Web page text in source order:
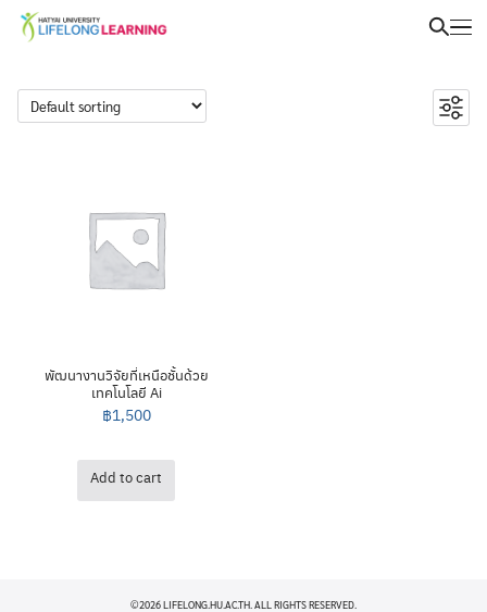
พัฒนางานวิจัยที่เหนือชั้นด้วย
เทคโนโลยี Ai
฿1,500
Add to cart
©2026 LIFELONG.HU.AC.TH. ALL RIGHTS RESERVED.